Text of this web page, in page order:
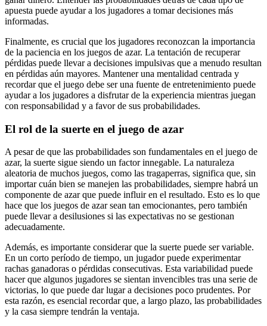
apuesta puede ayudar a los jugadores a tomar decisiones más
informadas.
Finalmente, es crucial que los jugadores reconozcan la importancia
de la paciencia en los juegos de azar. La tentación de recuperar
pérdidas puede llevar a decisiones impulsivas que a menudo resultan
en pérdidas aún mayores. Mantener una mentalidad centrada y
recordar que el juego debe ser una fuente de entretenimiento puede
ayudar a los jugadores a disfrutar de la experiencia mientras juegan
con responsabilidad y a favor de sus probabilidades.
El rol de la suerte en el juego de azar
A pesar de que las probabilidades son fundamentales en el juego de
azar, la suerte sigue siendo un factor innegable. La naturaleza
aleatoria de muchos juegos, como las tragaperras, significa que, sin
importar cuán bien se manejen las probabilidades, siempre habrá un
componente de azar que puede influir en el resultado. Esto es lo que
hace que los juegos de azar sean tan emocionantes, pero también
puede llevar a desilusiones si las expectativas no se gestionan
adecuadamente.
Además, es importante considerar que la suerte puede ser variable.
En un corto período de tiempo, un jugador puede experimentar
rachas ganadoras o pérdidas consecutivas. Esta variabilidad puede
hacer que algunos jugadores se sientan invencibles tras una serie de
victorias, lo que puede dar lugar a decisiones poco prudentes. Por
esta razón, es esencial recordar que, a largo plazo, las probabilidades
y la casa siempre tendrán la ventaja.